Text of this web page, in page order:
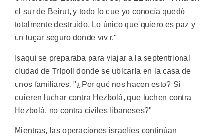
el sur de Beirut, y todo lo que yo conocía quedó
totalmente destruido. Lo único que quiero es paz y
un lugar seguro donde vivir."
Isaqui se preparaba para viajar a la septentrional
ciudad de Trípoli donde se ubicaría en la casa de
unos familiares. "¿Por qué nos hacen esto? Si
quieren luchar contra Hezbolá, que luchen contra
Hezbolá, no contra civiles libaneses?"
Mientras, las operaciones israelíes continúan